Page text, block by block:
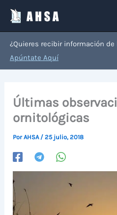
contenido
¿Quieres recibir información de
Apúntate Aquí
Últimas
ornitológicas
PorAHSA /25 julio, 2018